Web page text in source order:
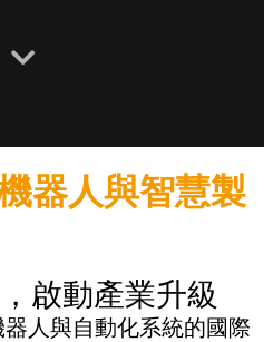
器人與智慧製
啟動產業升級
人與自動化系統的國際